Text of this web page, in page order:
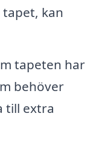
kan
tapeten har
behöver
till extra